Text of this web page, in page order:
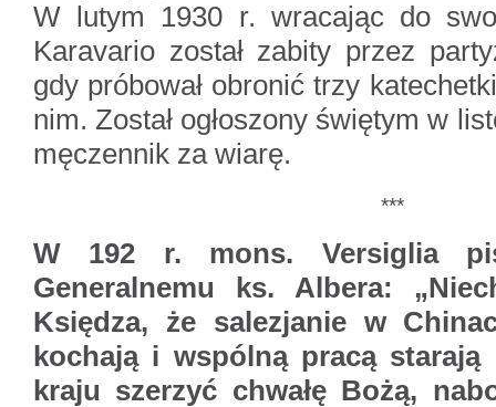
W lutym 1930 r. wracając do
Karavario został zabity przez
gdy próbował obronić trzy
nim. Został ogłoszony świętym w
męczennik za wiarę.
***
W 192 r. mons. Versiglia
Generalnemu ks. Albera:
Księdza, że salezjanie w
kochają i wspólną pracą
kraju szerzyć chwałę Bożą,